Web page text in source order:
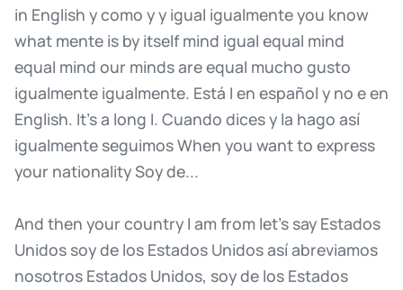
in English ycomo yy igual igualmenteyou know
what mente is by itselfmind igual equal mind
equal mind our mindsareequal mucho gusto
igualmente igualmente. Está I en español y no een
English. It'sa long I. Cuando dicesy la hago así
igualmente seguimosWhen you wantto express
your nationalitySoyde...
And then your country I am from let's say Estados
Unidos soyde los Estados Unidosasíabreviamos
nosotros Estados Unidos, soyde los Estados